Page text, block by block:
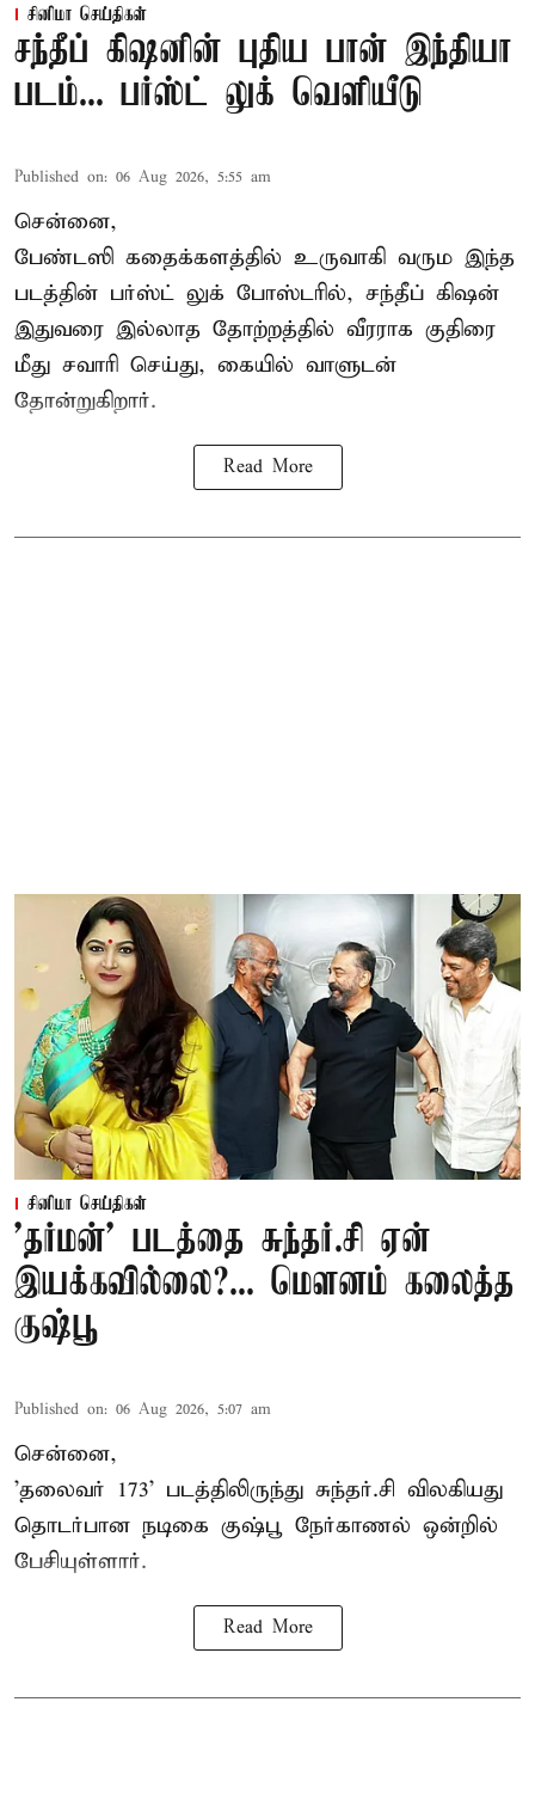
சினிமா செய்திகள்
சந்தீப் கிஷனின் புதிய பான் இந்தியா
படம்... பர்ஸ்ட் லுக் வெளியீடு
Published on: 06 Aug 2026, 5:55 am
சென்னை,
பேண்டஸி கதைக்களத்தில் உருவாகி வரும இந்த
படத்தின் பர்ஸ்ட் லுக் போஸ்டரில், சந்தீப் கிஷன்
இதுவரை இல்லாத தோற்றத்தில் வீரராக குதிரை
மீது சவாரி செய்து, கையில் வாளுடன்
தோன்றுகிறார்.
Read More
சினிமா செய்திகள்
'தர்மன்' படத்தை சுந்தர்.சி ஏன்
இயக்கவில்லை?... மௌனம் கலைத்த
குஷ்பூ
Published on: 06 Aug 2026, 5:07 am
சென்னை,
'தலைவர் 173' படத்திலிருந்து சுந்தர்.சி விலகியது
தொடர்பான நடிகை குஷ்பூ நேர்காணல் ஒன்றில்
பேசியுள்ளார்.
Read More